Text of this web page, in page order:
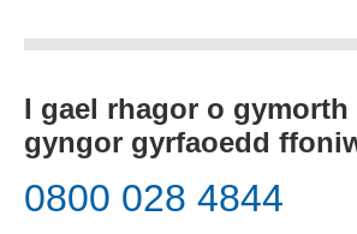
I gael rhagor o gymorth
gyngor gyrfaoedd
0800 028 4844